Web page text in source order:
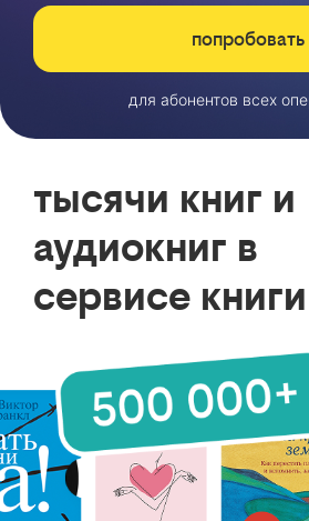
попробовать
для абонентов всех
тысячи книг и
аудиокниг в
сервисе